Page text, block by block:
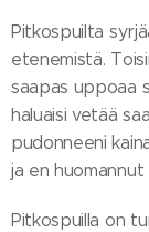
Pitkospuilta
etenemistä.
saapas uppoaa
haluaisi vetää
pudonneeni
ja en
Pitkospuilla on